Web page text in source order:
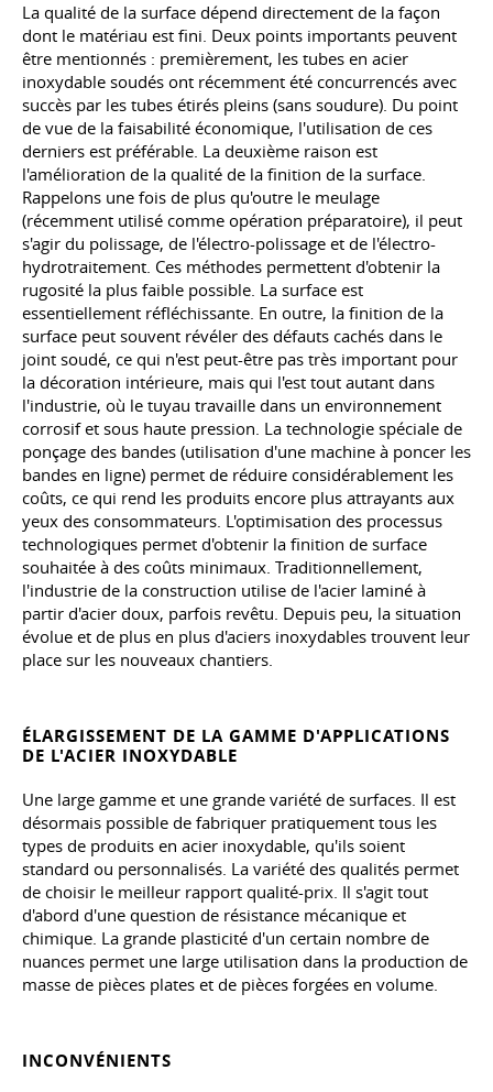
La qualité de la surface dépend directement de la façon
dont le matériau est fini. Deux points importants peuvent
être mentionnés : premièrement, les tubes en acier
inoxydable soudés ont récemment été concurrencés avec
succès par les tubes étirés pleins (sans soudure). Du point
de vue de la faisabilité économique, l'utilisation de ces
derniers est préférable. La deuxième raison est
l'amélioration de la qualité de la finition de la surface.
Rappelons une fois de plus qu'outre le meulage
(récemment utilisé comme opération préparatoire), il peut
s'agir du polissage, de l'électro-polissage et de l'électro-
hydrotraitement. Ces méthodes permettent d'obtenir la
rugosité la plus faible possible. La surface est
essentiellement réfléchissante. En outre, la finition de la
surface peut souvent révéler des défauts cachés dans le
joint soudé, ce qui n'est peut-être pas très important pour
la décoration intérieure, mais qui l'est tout autant dans
l'industrie, où le tuyau travaille dans un environnement
corrosif et sous haute pression. La technologie spéciale de
ponçage des bandes (utilisation d'une machine à poncer les
bandes en ligne) permet de réduire considérablement les
coûts, ce qui rend les produits encore plus attrayants aux
yeux des consommateurs. L'optimisation des processus
technologiques permet d'obtenir la finition de surface
souhaitée à des coûts minimaux. Traditionnellement,
l'industrie de la construction utilise de l'acier laminé à
partir d'acier doux, parfois revêtu. Depuis peu, la situation
évolue et de plus en plus d'aciers inoxydables trouvent leur
place sur les nouveaux chantiers.
ÉLARGISSEMENT DE LA GAMME D'APPLICATIONS
DE L'ACIER INOXYDABLE
Une large gamme et une grande variété de surfaces. Il est
désormais possible de fabriquer pratiquement tous les
types de produits en acier inoxydable, qu'ils soient
standard ou personnalisés. La variété des qualités permet
de choisir le meilleur rapport qualité-prix. Il s'agit tout
d'abord d'une question de résistance mécanique et
chimique. La grande plasticité d'un certain nombre de
nuances permet une large utilisation dans la production de
masse de pièces plates et de pièces forgées en volume.
INCONVÉNIENTS